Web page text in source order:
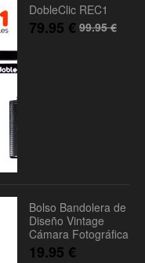
DobleClic REC1
99.95€
79.95 €
Bolso Bandolera de
Diseño Vintage
Cámara Fotográfica
19.95 €